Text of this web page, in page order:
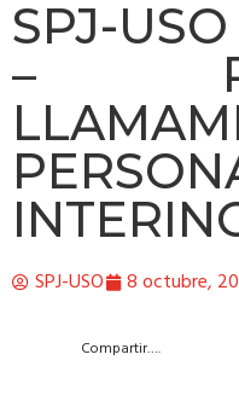
SPJ-
–
SPJ-USO 8 octubre,
Compartir….